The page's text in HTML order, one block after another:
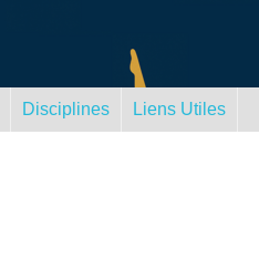
Disciplines Liens Utiles